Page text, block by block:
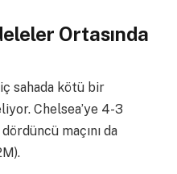
Ortasında
sahada kötü bir
Chelsea’ye 4-3
maçını da